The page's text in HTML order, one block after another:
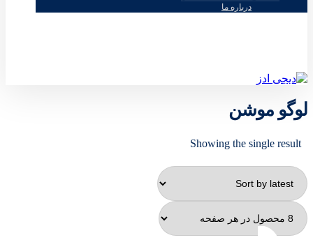
درباره ما
لوگو موشن
Showing the single result